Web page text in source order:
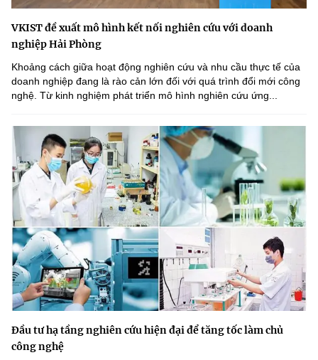
VKIST đề xuất mô hình kết nối nghiên cứu với doanh
nghiệp Hải Phòng
Khoảng cách giữa hoạt động nghiên cứu và nhu cầu thực tế của
doanh nghiệp đang là rào cản lớn đối với quá trình đổi mới công
nghệ. Từ kinh nghiệm phát triển mô hình nghiên cứu ứng...
Đầu tư hạ tầng nghiên cứu hiện đại để tăng tốc làm chủ
công nghệ